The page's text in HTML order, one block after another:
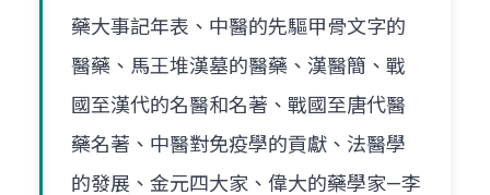
藥大事記年表、中醫的先驅甲骨文字的
醫藥、馬王堆漢墓的醫藥、漢醫簡、戰
國至漢代的名醫和名著、戰國至唐代醫
藥名著、中醫對免疫學的貢獻、法醫學
的發展、金元四大家、偉大的藥學家—李